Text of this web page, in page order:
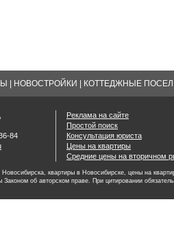
НОВОСТРОЙКИ КОТТЕДЖНЫЕ
84
Реклама на сайте
Простой поиск
Консультация юриста
Цены на квартиры
Средние цены на вторичном
квартиры в Новосибирске, цены на
об авторском праве. При цитировании